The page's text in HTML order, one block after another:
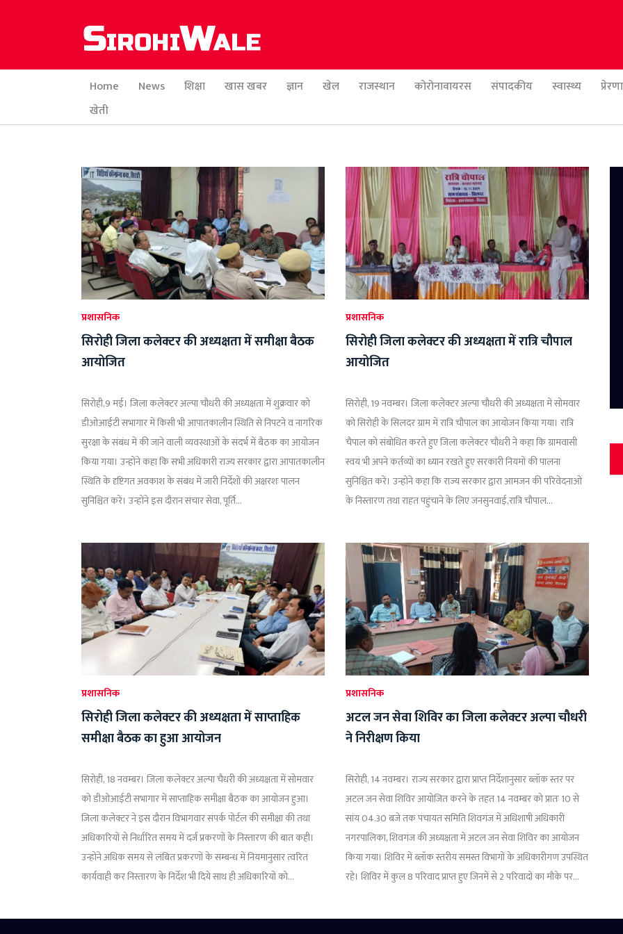
Home News शिक्षा खास खबर ज्ञान खेल राजस्थान कोरोनावायरस संपादकीय स्वास्थ्य
खेती
प्रशासनिक
सिरोही जिला कलेक्टर की अध्यक्षता में समीक्षा बैठक
आयोजित
सिरोही,9 मई। जिला कलेक्टर अल्पा चौधरी की अध्यक्षता में शुक्रवार को
डीओआईटी सभागार में किसी भी आपातकालीन स्थिति से निपटने व नागरिक
सुरक्षा के संबंध में की जाने वाली व्यवस्थाओं के संदर्भ में बैठक का आयोजन
किया गया। उन्होंने कहा कि सभी अधिकारी राज्य सरकार द्वारा आपातकालीन
स्थिति के दृष्टिगत अवकाश के संबंध में जारी निर्देशों की अक्षरशः पालन
सुनिश्चित करें। उन्होंने इस दौरान संचार सेवा, पूर्ति...
प्रशासनिक
सिरोही जिला कलेक्टर की अध्यक्षता में रात्रि चौपाल
आयोजित
सिरोही, 19 नवम्बर। जिला कलेक्टर अल्पा चौधरी की अध्यक्षता में सोमवार
को सिरोही के सिलदर ग्राम में रात्रि चौपाल का आयोजन किया गया। रात्रि
चैपाल को संबोधित करते हुए जिला कलेक्टर चौधरी ने कहा कि ग्रामवासी
स्वयं भी अपने कर्तव्यों का ध्यान रखते हुए सरकारी नियमों की पालना
सुनिश्चित करें। उन्होंने कहा कि राज्य सरकार द्वारा आमजन की परिवेदनाओं
के निस्तारण तथा राहत पहुंचाने के लिए जनसुनवाई,रात्रि चौपाल...
प्रशासनिक
सिरोही जिला कलेक्टर की अध्यक्षता में साप्ताहिक
समीक्षा बैठक का हुआ आयोजन
सिरोही, 18 नवम्बर। जिला कलेक्टर अल्पा चैधरी की अध्यक्षता में सोमवार
को डीओआईटी सभागार में साप्ताहिक समीक्षा बैठक का आयोजन हुआ।
जिला कलेक्टर ने इस दौरान विभागवार संपर्क पोर्टल की समीक्षा की तथा
अधिकारियों से निर्धारित समय में दर्ज प्रकरणों के निस्तारण की बात कही।
उन्होंने अधिक समय से लंबित प्रकरणों के सम्बन्ध में नियमानुसार त्वरित
कार्यवाही कर निस्तारण के निर्देश भी दिये साथ ही अधिकारियों को...
प्रशासनिक
अटल जन सेवा शिविर का जिला कलेक्टर अल्पा चौधरी
ने निरीक्षण किया
सिरोही, 14 नवम्बर। राज्य सरकार द्वारा प्राप्त निर्देशानुसार ब्लॉक स्तर पर
अटल जन सेवा शिविर आयोजित करने के तहत 14 नवम्बर को प्रातः 10 से
सांय 04.30 बजे तक पंचायत समिति शिवगंज में अधिशाषी अधिकारी
नगरपालिका, शिवगंज की अध्यक्षता में अटल जन सेवा शिविर का आयोजन
किया गया। शिविर में ब्लॉक स्तरीय समस्त विभागों के अधिकारीगण उपस्थित
रहे। शिविर में कुल 8 परिवाद प्राप्त हुए जिनमें से 2 परिवादों का मौके पर...